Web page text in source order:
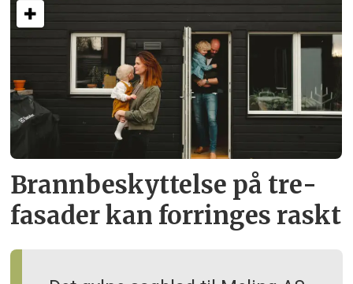
Brann­beskyttelse på tre­
fasader kan forringes raskt